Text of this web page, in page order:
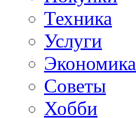
Техника
Услуги
Экономика
Советы
Хобби